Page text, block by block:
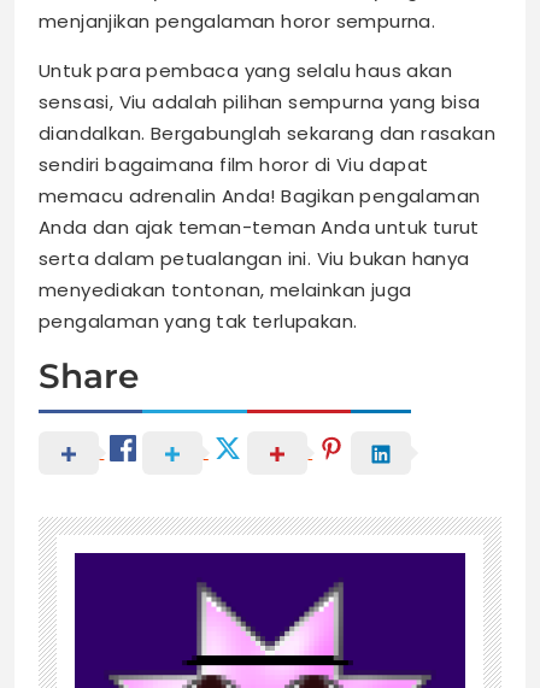
menjanjikan pengalaman horor sempurna.
Untuk para pembaca yang selalu haus akan
sensasi, Viu adalah pilihan sempurna yang bisa
diandalkan. Bergabunglah sekarang dan rasakan
sendiri bagaimana film horor di Viu dapat
memacu adrenalin Anda! Bagikan pengalaman
Anda dan ajak teman-teman Anda untuk turut
serta dalam petualangan ini. Viu bukan hanya
menyediakan tontonan, melainkan juga
pengalaman yang tak terlupakan.
Share